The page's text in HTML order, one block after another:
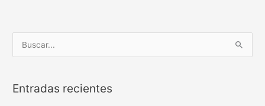
u
c
Entradas recientes